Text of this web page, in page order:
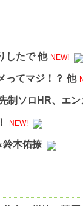
したで 他 NEW!
ってマジ！？ 他
NEW!
鈴木佑捺